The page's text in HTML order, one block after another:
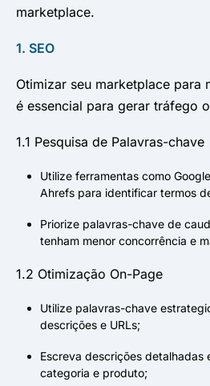
marketplace.
1. SEO
Otimizar seu marketplace para
é essencial para gerar tráfego
1.1 Pesquisa de Palavras-chave
Utilize ferramentas como
Ahrefs para identificar termos
Priorize palavras-chave de
tenham menor concorrência e
1.2 Otimização On-Page
Utilize palavras-chave
descrições e URLs;
Escreva descrições detalhadas
categoria e produto;